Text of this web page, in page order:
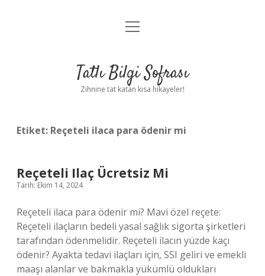
Anasayfa
Yasal Uyarı
menüyü
Tatlı Bilgi Sofrası
Zihnine tat katan kısa hikayeler!
Etiket: Reçeteli ilaca para ödenir mi
Reçeteli Ilaç Ücretsiz Mi
Tarih: Ekim 14, 2024
Reçeteli ilaca para ödenir mi? Mavi özel reçete:
Reçeteli ilaçların bedeli yasal sağlık sigorta şirketleri
tarafından ödenmelidir. Reçeteli ilacın yüzde kaçı
ödenir? Ayakta tedavi ilaçları için, SSI geliri ve emekli
maaşı alanlar ve bakmakla yükümlü oldukları